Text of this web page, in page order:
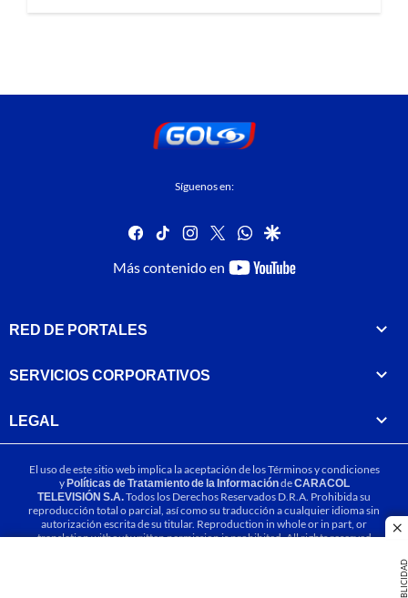
PUBLICIDAD
Síguenos en:
facebook
tiktok instagram
twitterwhatsapp
google
Más contenido en
youtube-
RED DE PORTALES
SERVICIOS CORPORATIVOS
LEGAL
El uso de este sitio web implica la aceptación de losTérminos y condiciones
yPolíticas de Tratamiento de la InformacióndeCARACOL
TELEVISIÓN S.A.Todos los Derechos Reservados D.R.A. Prohibida su
reproducción total o parcial, así como su traducción a cualquier idioma sin
autorización escrita de su titular. Reproduction in whole or in part, or
translation without written permission is prohibited. All rights reserved